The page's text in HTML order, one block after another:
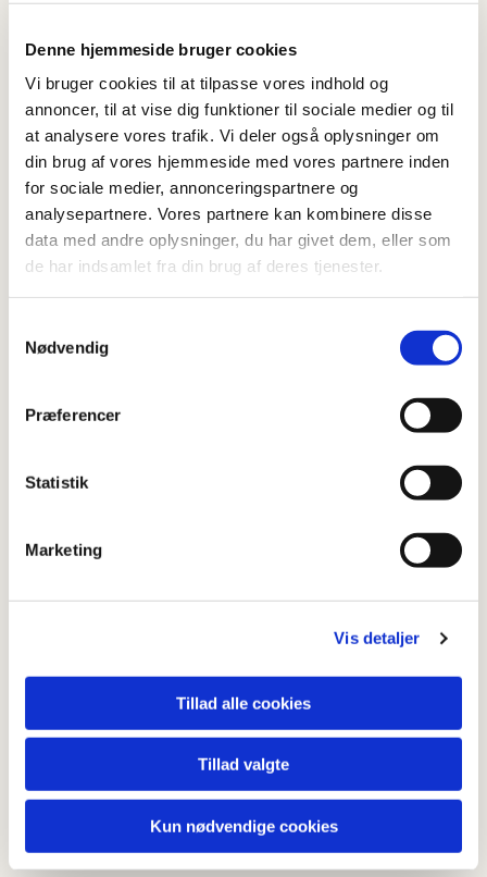
Denne hjemmeside bruger cookies
Vi bruger cookies til at tilpasse vores indhold og
annoncer, til at vise dig funktioner til sociale medier og til
at analysere vores trafik. Vi deler også oplysninger om
din brug af vores hjemmeside med vores partnere inden
for sociale medier, annonceringspartnere og
analysepartnere. Vores partnere kan kombinere disse
data med andre oplysninger, du har givet dem, eller som
de har indsamlet fra din brug af deres tjenester.
Nødvendig
Præferencer
Statistik
Marketing
Vis detaljer
Tillad alle cookies
Tillad valgte
Kun nødvendige cookies
kom som du er og hav det sjovt!
Hver gang er der en underviser til stede: lokale
kunstnere, som giver inspiration, deler ud af
deres erfaring og inspiration til dit projekt.
Her hjælper vi hinanden, deler idéer og fejrer
hinandens kreative processer.
Indimellem byder formiddagen også på små
kurser eller oplæg, fx i akvarel, portrætmaling
med akryl, skitsetegning eller kunsthistorie.
materialer, men hvis du er ny og endnu ikke
har noget udstyr, er der mulighed for at låne
Indimellemudstiller kreativ mandag i Udlejre
Kirke, og alle deltagere har mulighed for at